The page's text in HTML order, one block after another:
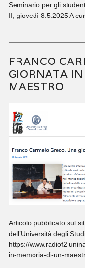
Seminario per gli
II, giovedì 8.5.2025 A
FRANCO
GIORNATA
MAESTRO
Articolo pubblicato sul
dell’Università degli
https://
in-memoria-di-un-